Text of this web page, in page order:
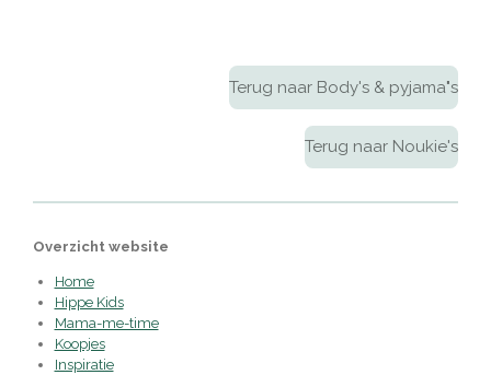
Terug naar Body's & pyjama"s
Terug naar Noukie's
Overzicht website
Home
Hippe Kids
Mama-me-time
Koopjes
Inspiratie